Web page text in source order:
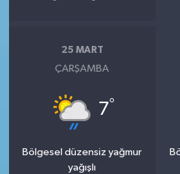
25 MART
ÇARŞAMBA
7°
Bölgesel düzensiz yağmur
yağışlı